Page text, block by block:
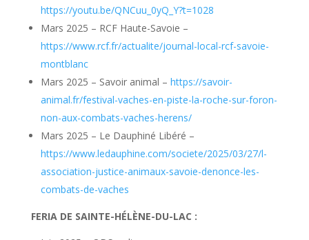
https://youtu.be/QNCuu_0yQ_Y?t=1028
Mars 2025 – RCF Haute-Savoie –
https://www.rcf.fr/actualite/journal-local-rcf-savoie-
montblanc
Mars 2025 – Savoir animal – https://savoir-
animal.fr/festival-vaches-en-piste-la-roche-sur-foron-
non-aux-combats-vaches-herens/
Mars 2025 – Le Dauphiné Libéré –
https://www.ledauphine.com/societe/2025/03/27/l-
association-justice-animaux-savoie-denonce-les-
combats-de-vaches
FERIA DE SAINTE-HÉLÈNE-DU-LAC :